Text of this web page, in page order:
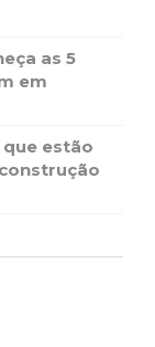
as 5
em
estão